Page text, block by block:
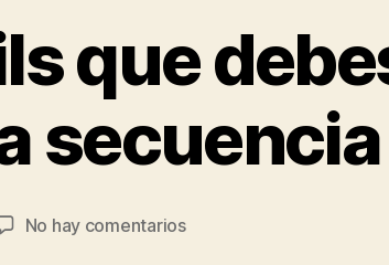
que
secuencia
No hay comentarios